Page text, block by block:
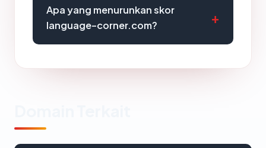
Apa yang menurunkan skor
language-corner.com?